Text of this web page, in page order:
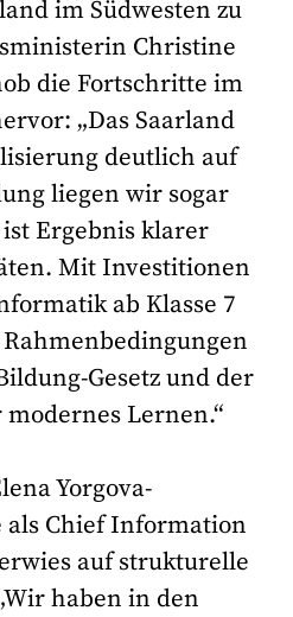
im Südwesten zu
Christine
die Fortschritte im
„Das Saarland
deutlich auf
liegen wir sogar
ist Ergebnis klarer
Mit Investitionen
ab Klasse 7
Gesetz und der
Lernen.“
Yorgova-
als Chief Information
auf strukturelle
haben in den